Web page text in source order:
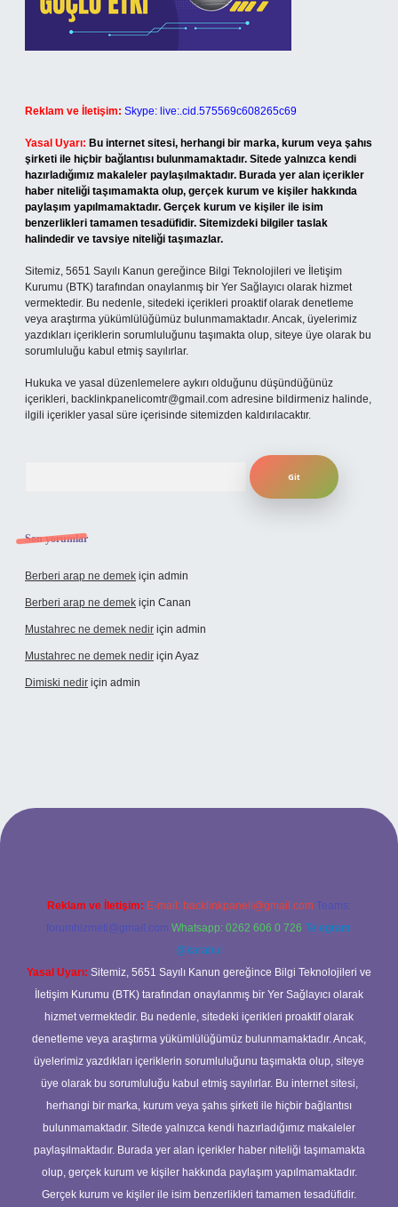
Reklam ve İletişim: Skype: live:.cid.575569c608265c69
Yasal Uyarı: Bu internet sitesi, herhangi bir marka, kurum veya şahıs
şirketi ile hiçbir bağlantısı bulunmamaktadır. Sitede yalnızca kendi
hazırladığımız makaleler paylaşılmaktadır. Burada yer alan içerikler
haber niteliği taşımamakta olup, gerçek kurum ve kişiler hakkında
paylaşım yapılmamaktadır. Gerçek kurum ve kişiler ile isim
benzerlikleri tamamen tesadüfidir. Sitemizdeki bilgiler taslak
halindedir ve tavsiye niteliği taşımazlar.
Sitemiz, 5651 Sayılı Kanun gereğince Bilgi Teknolojileri ve İletişim
Kurumu (BTK) tarafından onaylanmış bir Yer Sağlayıcı olarak hizmet
vermektedir. Bu nedenle, sitedeki içerikleri proaktif olarak denetleme
veya araştırma yükümlülüğümüz bulunmamaktadır. Ancak, üyelerimiz
yazdıkları içeriklerin sorumluluğunu taşımakta olup, siteye üye olarak bu
sorumluluğu kabul etmiş sayılırlar.
Hukuka ve yasal düzenlemelere aykırı olduğunu düşündüğünüz
içerikleri, backlinkpanelicomtr@gmail.com adresine bildirmeniz halinde,
ilgili içerikler yasal süre içerisinde sitemizden kaldırılacaktır.
Son yorumlar
Berberi arap ne demek için admin
Berberi arap ne demek için Canan
Mustahrec ne demek nedir için admin
Mustahrec ne demek nedir için Ayaz
Dimiski nedir için admin
Reklam ve İletişim: E-mail: backlinkpaneli@gmail.com Teams:
forumhizmeti@gmail.com Whatsapp: 0262 606 0 726 Telegram:
@karabul
Yasal Uyarı: Sitemiz, 5651 Sayılı Kanun gereğince Bilgi Teknolojileri ve
İletişim Kurumu (BTK) tarafından onaylanmış bir Yer Sağlayıcı olarak
hizmet vermektedir. Bu nedenle, sitedeki içerikleri proaktif olarak
denetleme veya araştırma yükümlülüğümüz bulunmamaktadır. Ancak,
üyelerimiz yazdıkları içeriklerin sorumluluğunu taşımakta olup, siteye
üye olarak bu sorumluluğu kabul etmiş sayılırlar. Bu internet sitesi,
herhangi bir marka, kurum veya şahıs şirketi ile hiçbir bağlantısı
bulunmamaktadır. Sitede yalnızca kendi hazırladığımız makaleler
paylaşılmaktadır. Burada yer alan içerikler haber niteliği taşımamakta
olup, gerçek kurum ve kişiler hakkında paylaşım yapılmamaktadır.
Gerçek kurum ve kişiler ile isim benzerlikleri tamamen tesadüfidir.